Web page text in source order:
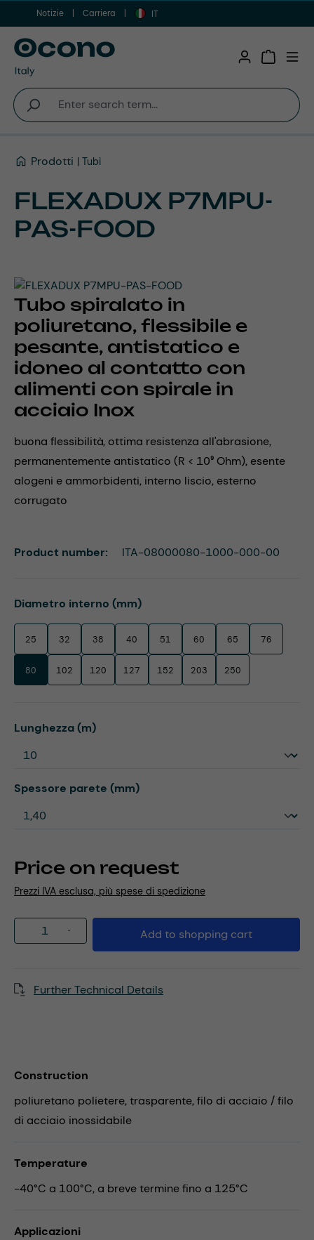
Vai al contenuto principale
Notizie Carriera IT
Prodotti Tubi
FLEXADUX P7MPU-
PAS-FOOD
Tubo spiralato in
poliuretano, flessibile e
pesante, antistatico e
idoneo al contatto con
alimenti con spirale in
acciaio Inox
buona flessibilità, ottima resistenza all'abrasione,
permanentemente antistatico (R < 10⁹ Ohm), esente
alogeni e ammorbidenti, interno liscio, esterno
corrugato
Price on request
Prezzi IVA esclusa, più spese di spedizione
Select
Diametro interno (mm)
25 32 38 40 51 60 65 76
80 102 120 127 152 203 250
Select
Lunghezza (m)
Select
Spessore parete (mm)
Product Quantity: Enter the desired
Add to shopping cart
Product number: ITA-08000080-1000-000-00
Further Technical Details
Construction
poliuretano polietere, trasparente, filo di acciaio / filo
di acciaio inossidabile
Temperature
-40°C a 100°C, a breve termine fino a 125°C
Applicazioni